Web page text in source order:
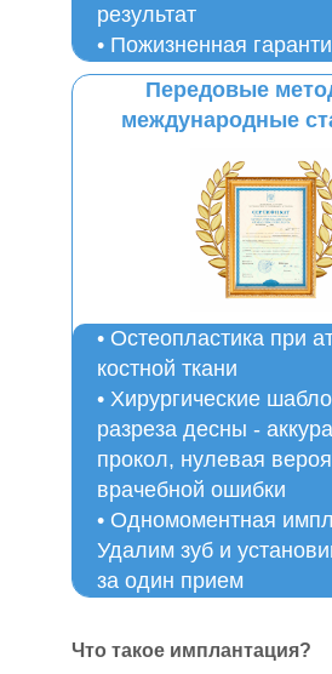
результат
Пожизненная
Передовые
международные
Остеопластика при
костной ткани
Хирургические
разреза десны -
прокол, нулевая
врачебной ошибки
Одномоментная
Удалим зуб и
за один прием
Что такое имплантация?